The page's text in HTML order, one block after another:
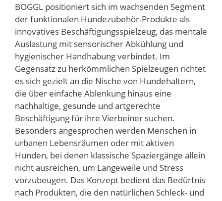
BOGGL positioniert sich im wachsenden Segment
der funktionalen Hundezubehör-Produkte als
innovatives Beschäftigungsspielzeug, das mentale
Auslastung mit sensorischer Abkühlung und
hygienischer Handhabung verbindet. Im
Gegensatz zu herkömmlichen Spielzeugen richtet
es sich gezielt an die Nische von Hundehaltern,
die über einfache Ablenkung hinaus eine
nachhaltige, gesunde und artgerechte
Beschäftigung für ihre Vierbeiner suchen.
Besonders angesprochen werden Menschen in
urbanen Lebensräumen oder mit aktiven
Hunden, bei denen klassische Spaziergänge allein
nicht ausreichen, um Langeweile und Stress
vorzubeugen. Das Konzept bedient das Bedürfnis
nach Produkten, die den natürlichen Schleck- und